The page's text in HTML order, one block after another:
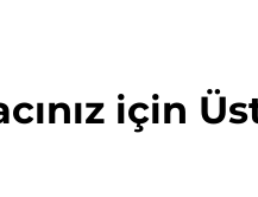
için